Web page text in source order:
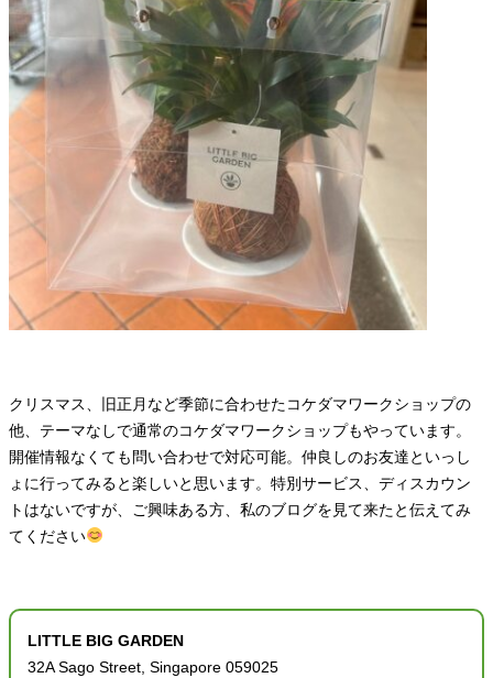
クリスマス、旧正月など季節に合わせたコケダマワークショップの
他、テーマなしで通常のコケダマワークショップもやっています。
開催情報なくても問い合わせで対応可能。仲良しのお友達といっし
ょに行ってみると楽しいと思います。特別サービス、ディスカウン
トはないですが、ご興味ある方、私のブログを見て来たと伝えてみ
てください
LITTLE BIG GARDEN
32A Sago Street, Singapore 059025